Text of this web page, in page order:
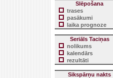
Slēpošana
trases
pasākumi
laika prognoze
Seriāls Taciņas
nolikums
kalendārs
rezultāti
Sikspārņu nakts